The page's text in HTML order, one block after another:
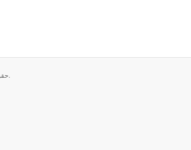
حقوق الطبع والنشر © 2026 مؤسسة الابداع الرقمي. جميع الحقوق محفوظة.